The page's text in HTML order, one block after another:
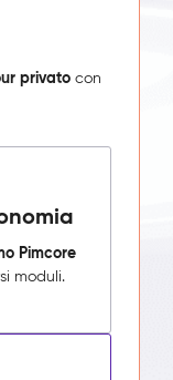
privato con
Pimcore
moduli.